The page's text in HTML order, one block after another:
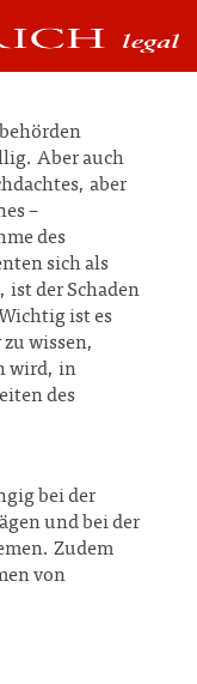
Aber auch
aber
–
des
sich als
der Schaden
ist es
wissen,
wird, in
des
bei der
und bei der
Zudem
von